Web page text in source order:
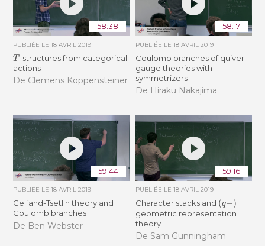
58:38
PUBLIÉE LE18 AVRIL 2019
T-structures from categorical
actions
De Clemens Koppensteiner
58:17
PUBLIÉE LE 18 AVRIL 2019
Coulomb branches of quiver
gauge theories with
symmetrizers
De Hiraku Nakajima
59:44
PUBLIÉE LE18 AVRIL 2019
Gelfand-Tsetlin theory and
Coulomb branches
De Ben Webster
59:16
PUBLIÉE LE 18 AVRIL 2019
Character stacks and (q )
geometric representation
theory
De Sam Gunningham